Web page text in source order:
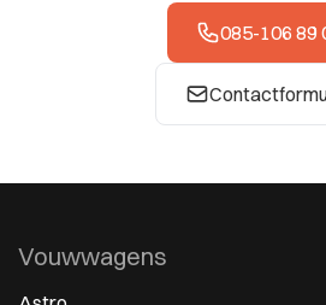
085-106 89
Vouwwagens